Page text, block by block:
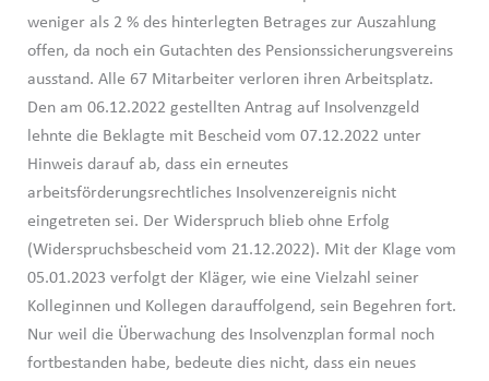
weniger als 2 % des hinterlegten Betrages zur Auszahlung
offen, da noch ein Gutachten des Pensionssicherungsvereins
ausstand. Alle 67 Mitarbeiter verloren ihren Arbeitsplatz.
Den am 06.12.2022 gestellten Antrag auf Insolvenzgeld
lehnte die Beklagte mit Bescheid vom 07.12.2022 unter
Hinweis darauf ab, dass ein erneutes
arbeitsförderungsrechtliches Insolvenzereignis nicht
eingetreten sei. Der Widerspruch blieb ohne Erfolg
(Widerspruchsbescheid vom 21.12.2022). Mit der Klage vom
05.01.2023 verfolgt der Kläger, wie eine Vielzahl seiner
Kolleginnen und Kollegen darauffolgend, sein Begehren fort.
Nur weil die Überwachung des Insolvenzplan formal noch
fortbestanden habe, bedeute dies nicht, dass ein neues